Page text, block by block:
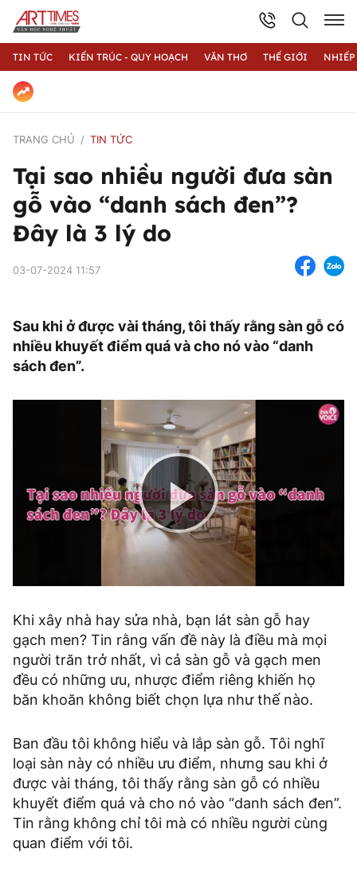
TIN TỨC KIẾN TRÚC - QUY HOẠCH VĂN THƠ THẾ GIỚI
TRANG CHỦ TIN TỨC
Tại sao nhiều người đưa sàn
gỗ vào “danh sách đen”?
Đây là 3 lý do
03-07-2024 11:57
Sau khi ở được vài tháng, tôi thấy rằng sàn gỗ có
nhiều khuyết điểm quá và cho nó vào “danh
sách đen”.
Play
Video
Khi xây nhà hay sửa nhà, bạn lát sàn gỗ hay
gạch men? Tin rằng vấn đề này là điều mà mọi
người trăn trở nhất, vì cả sàn gỗ và gạch men
đều có những ưu, nhược điểm riêng khiến họ
băn khoăn không biết chọn lựa như thế nào.
Ban đầu tôi không hiểu và lắp sàn gỗ. Tôi nghĩ
loại sàn này có nhiều ưu điểm, nhưng sau khi ở
được vài tháng, tôi thấy rằng sàn gỗ có nhiều
khuyết điểm quá và cho nó vào “danh sách đen”.
Tin rằng không chỉ tôi mà có nhiều người cùng
quan điểm với tôi.